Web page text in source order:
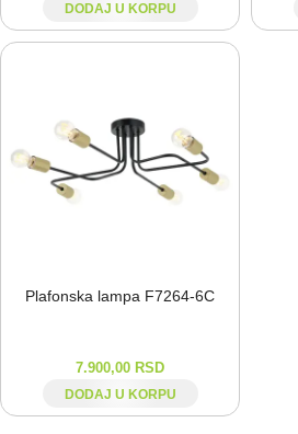
DODAJ U KORPU
Plafonska lampa F7264-⁠6C
7.900,00 RSD
DODAJ U KORPU